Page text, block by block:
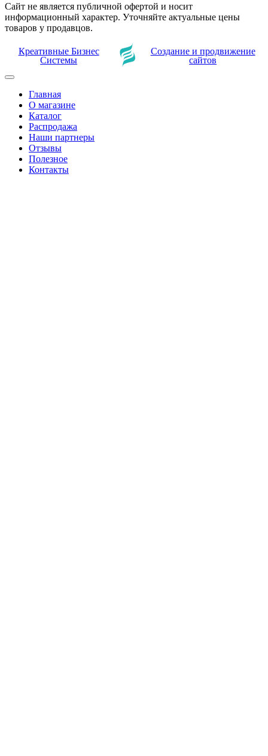
Сайт не является публичной офертой и носит
информационный характер. Уточняйте актуальные цены
товаров у продавцов.
Креативные Бизнес
Системы
Создание и продвижение
сайтов
Главная
О магазине
Каталог
Распродажа
Наши партнеры
Отзывы
Полезное
Контакты